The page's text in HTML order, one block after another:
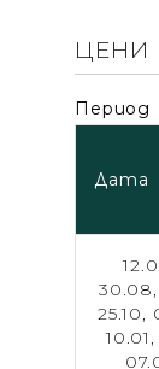
ЦЕНИ
Период
Дата
30.08,
25.10,